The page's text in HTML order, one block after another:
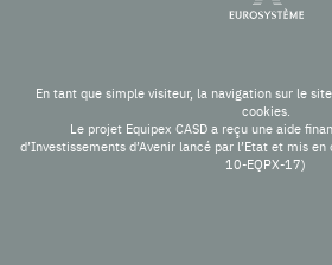
En tant que simple visiteur, la navigation sur le
cookies.
Le projet Equipex CASD a reçu une aide
d’Investissements d’Avenir lancé par l’Etat et mis en
10-EQPX-17)